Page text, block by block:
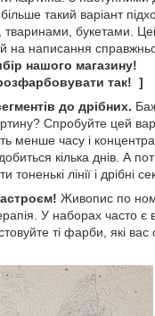
такий варіант
букетами.
на написання
нашого магазину!
так! ]
до дрібних.
Спробуйте цей
менше часу і
кілька днів. А
лінії і дрібні
Живопис по
У наборах часто є
ті фарби, які вас